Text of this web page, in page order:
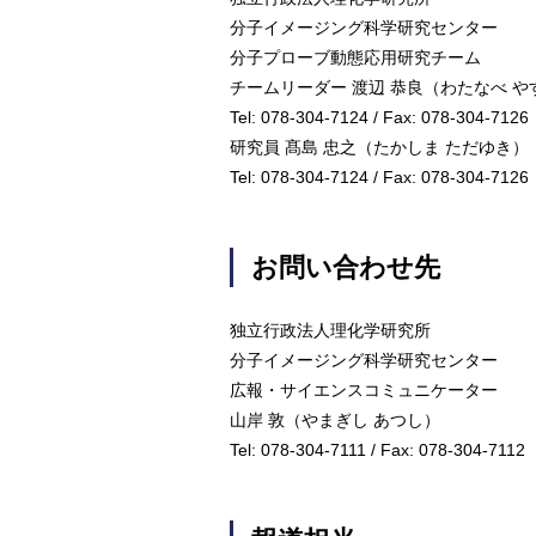
分子イメージング科学研究センター
分子プローブ動態応用研究チーム
チームリーダー 渡辺 恭良（わたなべ や
Tel: 078-304-7124 / Fax: 078-304-7126
研究員 髙島 忠之（たかしま ただゆき）
Tel: 078-304-7124 / Fax: 078-304-7126
お問い合わせ先
独立行政法人理化学研究所
分子イメージング科学研究センター
広報・サイエンスコミュニケーター
山岸 敦（やまぎし あつし）
Tel: 078-304-7111 / Fax: 078-304-7112